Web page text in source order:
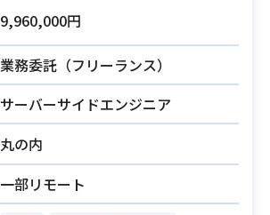
9,960,000円
業務委託（フリーランス）
サーバーサイドエンジニア
丸の内
一部リモート